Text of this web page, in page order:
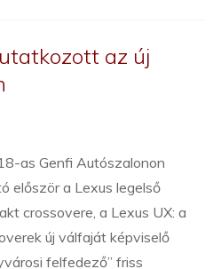
az új
as Genfi Autószalonon
először a Lexus legelső
crossovere, a Lexus UX: a
új válfaját képviselő
felfedező” friss